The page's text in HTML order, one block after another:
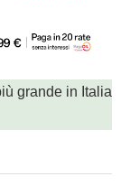
grande in Italia